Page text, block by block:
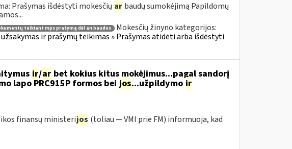
Prašymas išdėstyti mokesčių ar baudų sumokėjimą Papildomų
teikiant mps prašymą dėl an baudos
Mokesčių žinyno kategorijos:
ir prašymų teikimas » Prašymas atidėti arba išdėstyti
ir/arbet kokius kitus mokėjimus...pagal sandorį
lapo PRC915P formos bei jos...užpildymo ir
finansų ministerijos (toliau ― VMI prie FM) informuoja, kad